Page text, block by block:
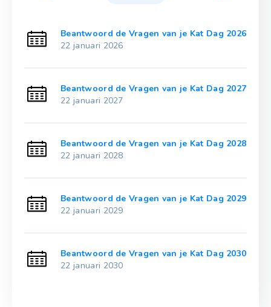
Beantwoord de Vragen van je Kat Dag 2026
22 januari 2026
Beantwoord de Vragen van je Kat Dag 2027
22 januari 2027
Beantwoord de Vragen van je Kat Dag 2028
22 januari 2028
Beantwoord de Vragen van je Kat Dag 2029
22 januari 2029
Beantwoord de Vragen van je Kat Dag 2030
22 januari 2030